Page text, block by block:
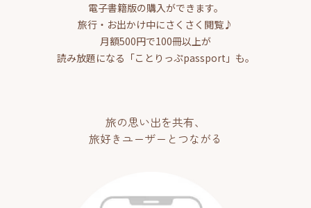
電子書籍版の購入ができます。
旅行・お出かけ中にさくさく閲覧♪
月額500円で100冊以上が
読み放題になる「ことりっぷpassport」も。
旅の思い出を共有、
旅好きユーザーとつながる